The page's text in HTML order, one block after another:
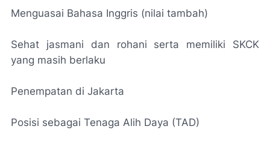
Menguasai Bahasa Inggris (nilai tambah)
Sehat jasmani dan rohani serta memiliki SKCK
yang masih berlaku
Penempatan di Jakarta
Posisi sebagai Tenaga Alih Daya (TAD)